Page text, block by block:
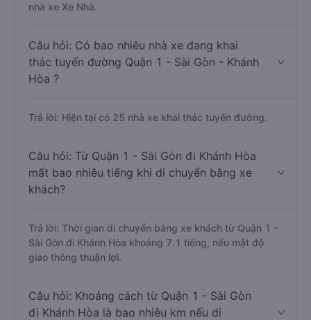
nhà xe Xe Nhà.
Câu hỏi: Có bao nhiêu nhà xe đang khai
thác tuyến đường Quận 1 - Sài Gòn - Khánh
Hòa ?
Trả lời: Hiện tại có 25 nhà xe khai thác tuyến đường.
Câu hỏi: Từ Quận 1 - Sài Gòn đi Khánh Hòa
mất bao nhiêu tiếng khi di chuyển bằng xe
khách?
Trả lời: Thời gian di chuyển bằng xe khách từ Quận 1 -
Sài Gòn đi Khánh Hòa khoảng 7.1 tiếng, nếu mật độ
giao thông thuận lợi.
Câu hỏi: Khoảng cách từ Quận 1 - Sài Gòn
đi Khánh Hòa là bao nhiêu km nếu di